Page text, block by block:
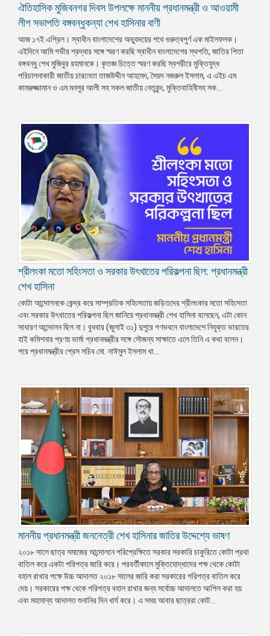
ঐতিহাসিক মুজিবনগর দিবস উপলক্ষে মাননীয় প্রধানমন্ত্রী ও আওয়ামী
লীগ সভাপতি বঙ্গবন্ধুকন্যা শেখ হাসিনার বাণী
আজ ১৭ই এপ্রিল। স্বাধীন বাংলাদেশের অভ্যুদয়ের পথে গুরুত্বপুর্ণ এক মাইলফলক।
এইদিনে আমি গভীর শ্রদ্ধার সঙ্গে স্মরণ করছি স্বাধীন বাংলাদেশের স্থপতি, জাতির পিতা
বঙ্গবন্ধু শেখ মুজিবুর রহমানকে। কৃতজ্ঞ চিত্তে স্মরণ করছি স্বশরীরে মুক্তিযুদ্ধ
পরিচালনাকারী জাতীয় চারনেতা তাজউদ্দীন আহমেদ, সৈয়দ নজরুল ইসলাম, এ এইচ এম
কামরুজ্জামান ও এম মনসুর আলী সহ সকল জাতীয় নেতৃবৃন্দ, মুক্তিবাহিনীসহ সক...
শ্রীলংকা মতো সহিংসতা ও সরকার উৎখাতের পরিকল্পনা ছিল: প্রধানমন্ত্রী
শেখ হাসিনা
কোটা আন্দোলনকে কেন্দ্র করে সাম্প্রতিক সহিংসতায় জড়িতদের শ্রীলংকার মতো সহিংসতা
এবং সরকার উৎখাতের পরিকল্পনা ছিল জানিয়ে প্রধানমন্ত্রী শেখ হাসিনা বলেছেন, এটা কোন
সাধারণ আন্দোলন ছিল না। বুধবার (জুলাই ৩১) দুপুরে গণভবনে বাংলাদেশে নিযুক্ত ভারতের
হাই কমিশনার প্রণয় ভার্মা প্রধানমন্ত্রীর সঙ্গে সৌজন্য সাক্ষাতে এলে তিনি এ কথা বলেন।
পরে প্রধানমন্ত্রীর প্রেস সচিব মো. নাঈমুল ইসলাম খা...
মাননীয় প্রধানমন্ত্রী জননেত্রী শেখ হাসিনার জাতির উদ্দেশ্যে ভাষণ
২০১৮ সালে ছাত্র সমাজের আন্দোলনে পরিপ্রেক্ষিতে সরকার সরকারি চাকুরিতে কোটা প্রথা
বাতিল করে একটা পরিপত্র জারি করে। পরবর্তীকালে মুক্তিযোদ্ধাদের পক্ষ থেকে কোটা
বহাল রাখার পক্ষে উচ্চ আদালত ২০১৮ সালের জারি করা সরকারের পরিপত্র বাতিল করে
দেয়। সরকারের পক্ষ থেকে পরিপত্র বহাল রাখার জন্য সর্বোচ্চ আদালতে আপিল করা হয়
এবং মহামান্য আদালত শুনানির দিন ধার্য করে। এ সময় আবার ছাত্ররা কোট...